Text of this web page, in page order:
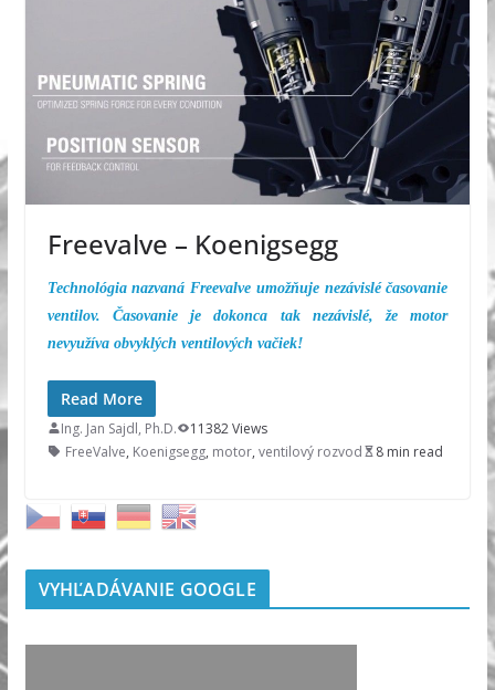
Freevalve – Koenigsegg
Technológia nazvaná Freevalve umožňuje nezávislé časovanie
ventilov. Časovanie je dokonca tak nezávislé, že motor
nevyužíva obvyklých ventilových vačiek!
Read More
Ing. Jan Sajdl, Ph.D.
11382 Views
FreeValve, Koenigsegg, motor, ventilový rozvod 8 min read
VYHĽADÁVANIE GOOGLE